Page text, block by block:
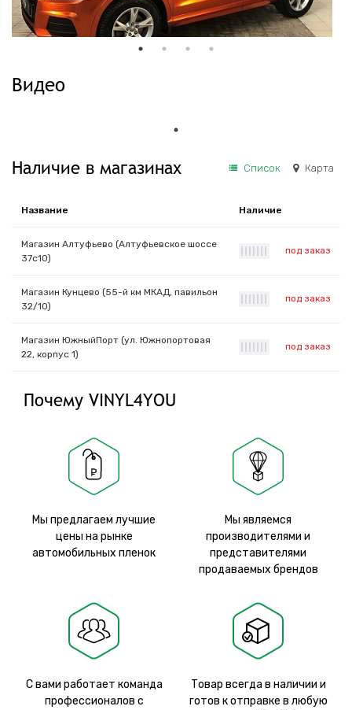
Видео
Наличие в магазинах Список Карта
Название Наличие
Магазин Алтуфьево (Алтуфьевское шоссе
37с10)
под заказ
Магазин Кунцево (55-й км МКАД, павильон
32/10)
под заказ
Магазин ЮжныйПорт (ул. Южнопортовая
22, корпус 1)
под заказ
Почему VINYL4YOU
Мы предлагаем лучшие
цены на рынке
автомобильных пленок
Мы являемся
производителями и
представителями
продаваемых брендов
С вами работает команда
профессионалов с
Товар всегда в наличии и
готов к отправке в любую